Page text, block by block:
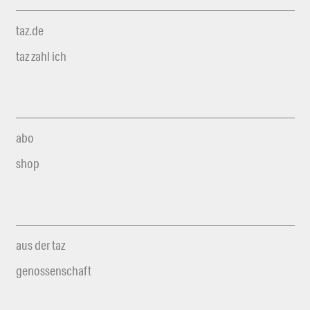
taz.de
taz zahl ich
abo
shop
aus der taz
genossenschaft